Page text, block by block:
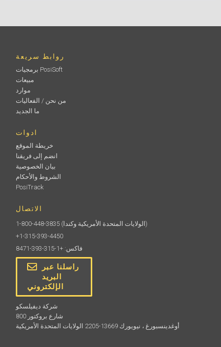
روابط سريعة
برمجيات PosiSoft
مبيعات
موارد
من نحن / الفعاليات
ما الجديد
ادوات
خريطة الموقع
انضم إلى فريقنا
بيان الخصوصية
الشروط والأحكام
PosiTrack
الاتصال
1-800-448-3835
(الولايات المتحدة الأمريكية وكندا)
+1-315-393-4450
فاكس: +1-315-393-8471
راسلنا عبر
البريد
الإلكتروني
شركة ديفيلسكو
800 شارع بروكتور
أوغدينسبورغ ، نيويورك 13669-2205 الولايات المتحدة الأمريكية